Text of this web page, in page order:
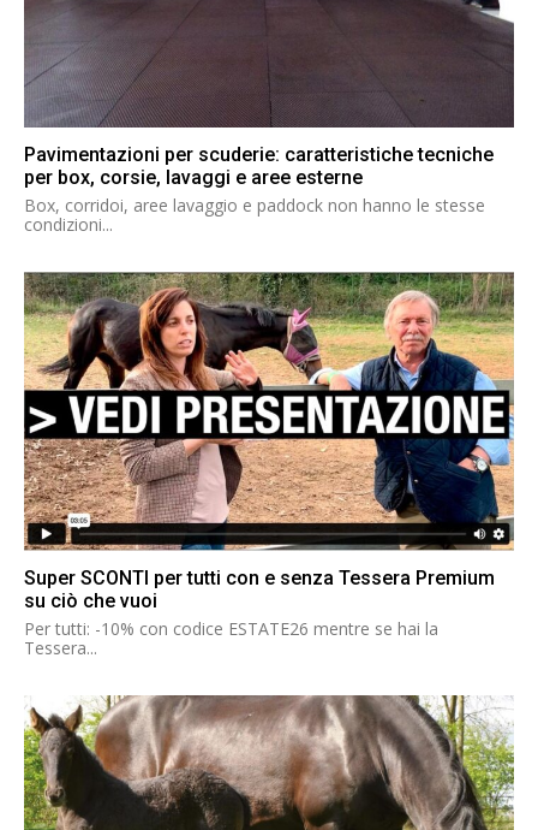
Pavimentazioni per scuderie: caratteristiche tecniche
per box, corsie, lavaggi e aree esterne
Box, corridoi, aree lavaggio e paddock non hanno le stesse
condizioni...
Super SCONTI per tutti con e senza Tessera Premium
su ciò che vuoi
Per tutti: -10% con codice ESTATE26 mentre se hai la
Tessera...